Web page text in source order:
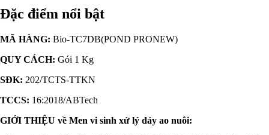
Đặc điểm nổi bật
MÃ HÀNG: Bio-TC7DB(POND PRONEW)
QUY CÁCH: Gói 1 Kg
SĐK: 202/TCTS-TTKN
TCCS: 16:2018/ABTech
GIỚI THIỆU về Men vi sinh xử lý đáy ao nuôi: